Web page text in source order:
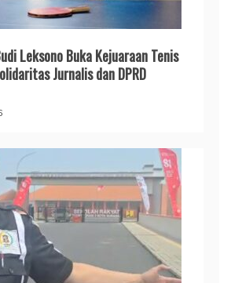
Leksono Buka Kejuaraan Tenis
Jurnalis dan DPRD